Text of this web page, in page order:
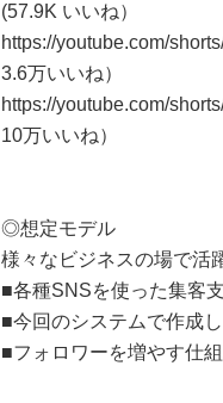
(57.9K いいね）
https://youtube.com/
3.6万いいね）
https://youtube.com/
10万いいね）
◎想定モデル
様々なビジネスの場で活
■各種SNSを使った集客
■今回のシステムで作成
■フォロワーを増やす仕